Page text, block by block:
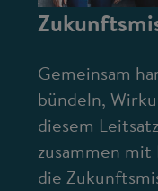
Gemeinsam
bündeln,
diesem
zusammen
die